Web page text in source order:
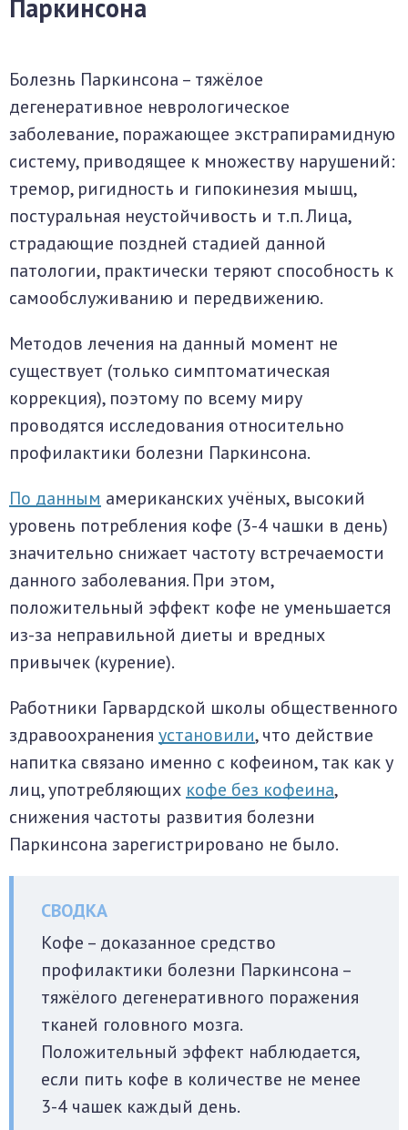
Паркинсона
Болезнь Паркинсона – тяжёлое
дегенеративное неврологическое
заболевание, поражающее экстрапирамидную
систему, приводящее к множеству нарушений:
тремор, ригидность и гипокинезия мышц,
постуральная неустойчивость и т.п. Лица,
страдающие поздней стадией данной
патологии, практически теряют способность к
самообслуживанию и передвижению.
Методов лечения на данный момент не
существует (только симптоматическая
коррекция), поэтому по всему миру
проводятся исследования относительно
профилактики болезни Паркинсона.
По данным американских учёных, высокий
уровень потребления кофе (3-4 чашки в день)
значительно снижает частоту встречаемости
данного заболевания. При этом,
положительный эффект кофе не уменьшается
из-за неправильной диеты и вредных
привычек (курение).
Работники Гарвардской школы общественного
здравоохранения установили, что действие
напитка связано именно с кофеином, так как у
лиц, употребляющих кофе без кофеина,
снижения частоты развития болезни
Паркинсона зарегистрировано не было.
Кофе – доказанное средство
профилактики болезни Паркинсона –
тяжёлого дегенеративного поражения
тканей головного мозга.
Положительный эффект наблюдается,
если пить кофе в количестве не менее
3-4 чашек каждый день.